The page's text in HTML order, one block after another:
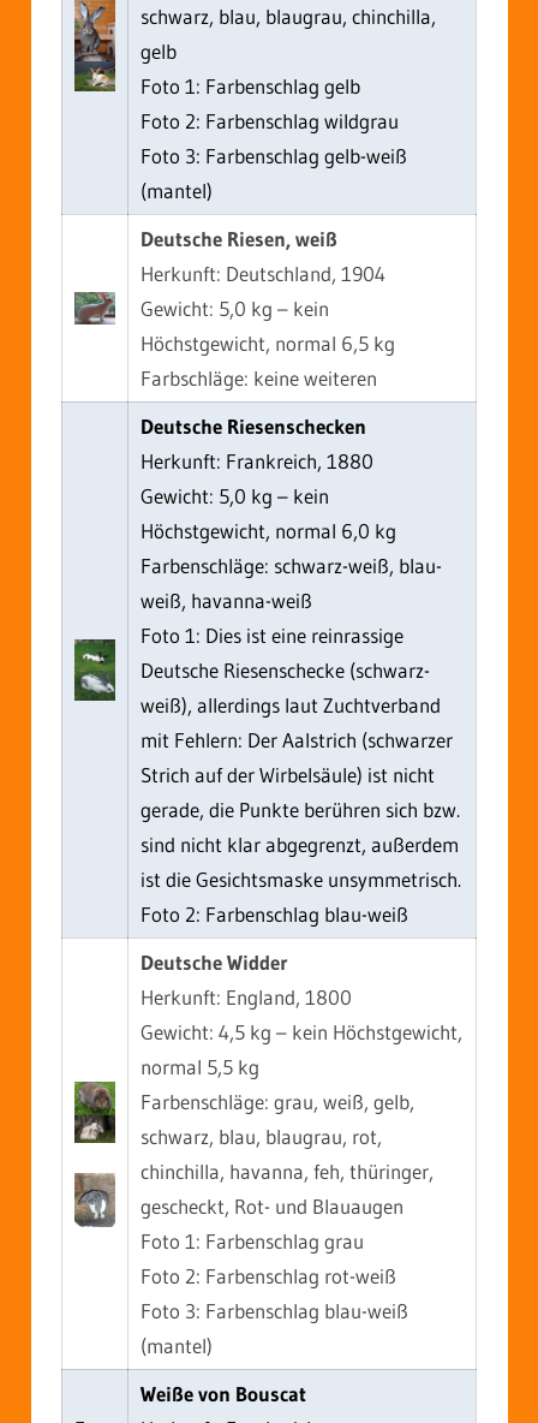
schwarz, blau, blaugrau, chinchilla,
gelb
Foto 1: Farbenschlag gelb
Foto 2: Farbenschlag wildgrau
Foto 3: Farbenschlag gelb-weiß
(mantel)
Deutsche Riesen, weiß
Herkunft: Deutschland, 1904
Gewicht: 5,0 kg – kein
Höchstgewicht, normal 6,5 kg
Farbschläge: keine weiteren
Deutsche Riesenschecken
Herkunft: Frankreich, 1880
Gewicht: 5,0 kg – kein
Höchstgewicht, normal 6,0 kg
Farbenschläge: schwarz-weiß, blau-
weiß, havanna-weiß
Foto 1: Dies ist eine reinrassige
Deutsche Riesenschecke (schwarz-
weiß), allerdings laut Zuchtverband
mit Fehlern: Der Aalstrich (schwarzer
Strich auf der Wirbelsäule) ist nicht
gerade, die Punkte berühren sich bzw.
sind nicht klar abgegrenzt, außerdem
ist die Gesichtsmaske unsymmetrisch.
Foto 2: Farbenschlag blau-weiß
Deutsche Widder
Herkunft: England, 1800
Gewicht: 4,5 kg – kein Höchstgewicht,
normal 5,5 kg
Farbenschläge: grau, weiß, gelb,
schwarz, blau, blaugrau, rot,
chinchilla, havanna, feh, thüringer,
gescheckt, Rot- und Blauaugen
Foto 1: Farbenschlag grau
Foto 2: Farbenschlag rot-weiß
Foto 3: Farbenschlag blau-weiß
(mantel)
Weiße von Bouscat